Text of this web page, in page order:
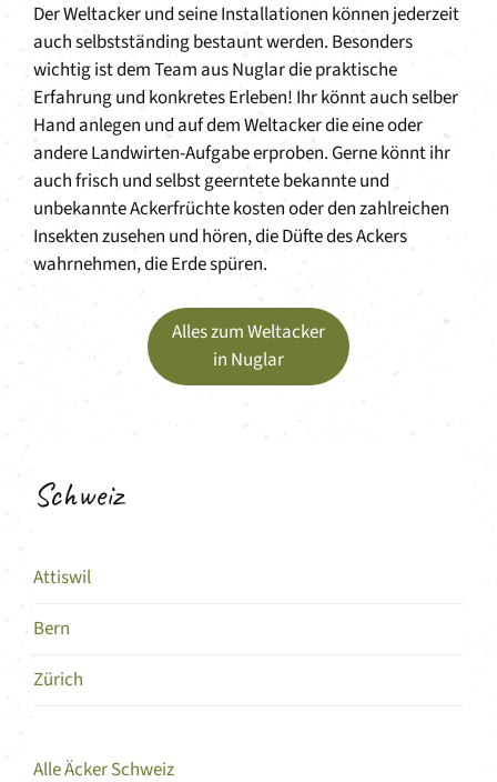
Der Weltacker und seine Installationen können jederzeit
auch selbstständing bestaunt werden. Besonders
wichtig ist dem Team aus Nuglar die praktische
Erfahrung und konkretes Erleben! Ihr könnt auch selber
Hand anlegen und auf dem Weltacker die eine oder
andere Landwirten-Aufgabe erproben. Gerne könnt ihr
auch frisch und selbst geerntete bekannte und
unbekannte Ackerfrüchte kosten oder den zahlreichen
Insekten zusehen und hören, die Düfte des Ackers
wahrnehmen, die Erde spüren.
Alles zum Weltacker
in Nuglar
Schweiz
Attiswil
Bern
Zürich
Alle Äcker Schweiz